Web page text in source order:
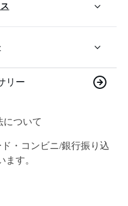
リー
について
・コンビニ/銀行振り込
ます。